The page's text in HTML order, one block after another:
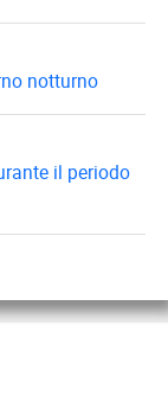
notturno
il periodo
di lavoro